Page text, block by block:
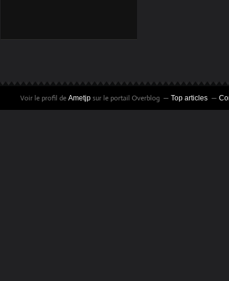
DÉCORATION
Voir le profil de Ametjpsur le portail Overblog Top articles